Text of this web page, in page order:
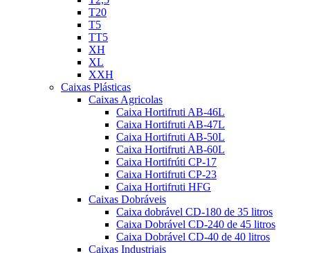
T20
T5
TT5
XH
XL
XXH
Caixas Plásticas
Caixas Agricolas
Caixa Hortifruti AB-46L
Caixa Hortifruti AB-47L
Caixa Hortifruti AB-50L
Caixa Hortifruti AB-60L
Caixa Hortifrúti CP-17
Caixa Hortifruti CP-23
Caixa Hortifruti HFG
Caixas Dobráveis
Caixa dobrável CD-180 de 35 litros
Caixa Dobrável CD-240 de 45 litros
Caixa Dobrável CD-40 de 40 litros
Caixas Industriais